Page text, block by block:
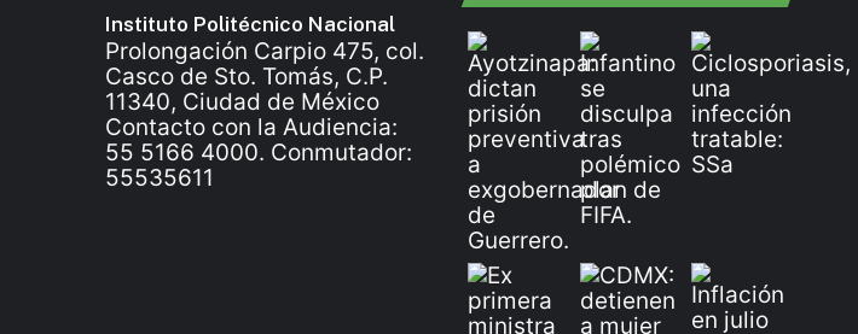
Instituto Politécnico Nacional
Prolongación Carpio 475, col.
Casco de Sto. Tomás, C.P.
11340, Ciudad de México
Contacto con la Audiencia:
55 5166 4000. Conmutador:
55535611